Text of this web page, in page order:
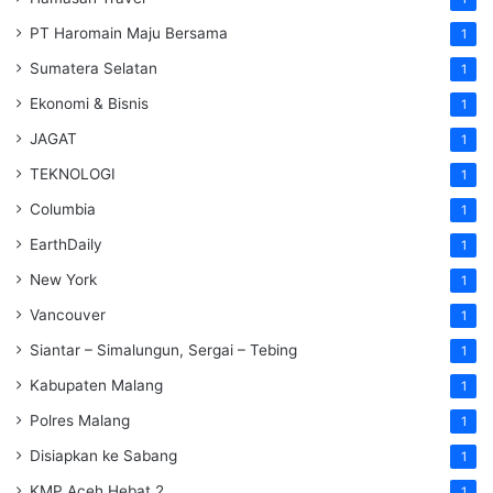
PT Haromain Maju Bersama 1
Sumatera Selatan 1
Ekonomi & Bisnis 1
JAGAT 1
TEKNOLOGI 1
Columbia 1
EarthDaily 1
New York 1
Vancouver 1
Siantar – Simalungun, Sergai – Tebing 1
Kabupaten Malang 1
Polres Malang 1
Disiapkan ke Sabang 1